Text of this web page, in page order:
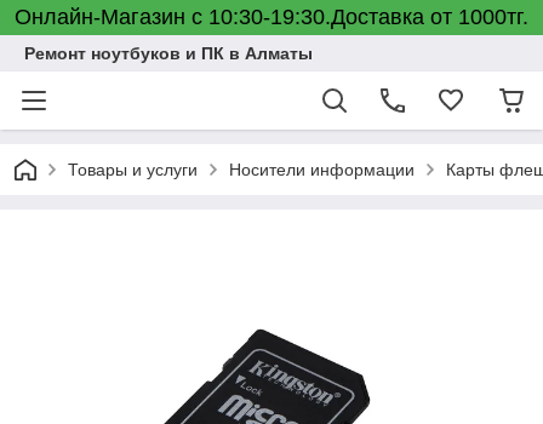
Онлайн-Магазин с 10:30-19:30.Доставка от 1000тг.
Ремонт ноутбуков и ПК в Алматы
Товары и услуги Носители информации Карты